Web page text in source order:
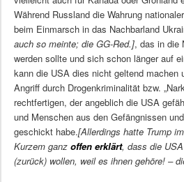
Während Russland die Wahrung
beim Einmarsch in das Nachbarland
auch so meinte; die GG-Red.], das in die
werden sollte und sich schon länger auf
kann die USA dies nicht geltend machen
Angriff durch Drogenkriminalität bzw.
rechtfertigen, der angeblich die USA
und Menschen aus den Gefängnissen
geschickt habe.[Allerdings hatte Trump
Kurzem ganz offen erklärt, dass die
(zurück) wollen, weil es ihnen gehöre! –